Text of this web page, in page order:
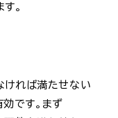
。
ければ満たせない
です。まず